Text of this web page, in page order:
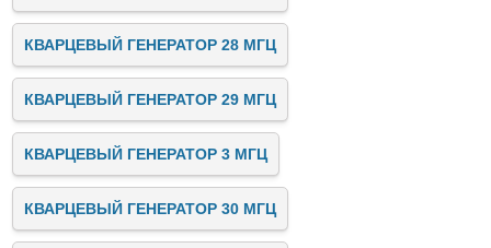
КВАРЦЕВЫЙ ГЕНЕРАТОР 28 МГЦ
КВАРЦЕВЫЙ ГЕНЕРАТОР 29 МГЦ
КВАРЦЕВЫЙ ГЕНЕРАТОР 3 МГЦ
КВАРЦЕВЫЙ ГЕНЕРАТОР 30 МГЦ